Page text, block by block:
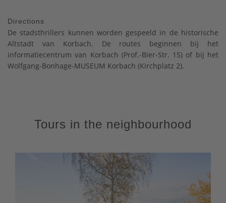
Directions
De stadsthrillers kunnen worden gespeeld in de historische
Altstadt van Korbach. De routes beginnen bij het
informatiecentrum van Korbach (Prof.-Bier-Str. 15) of bij het
Wolfgang-Bonhage-MUSEUM Korbach (Kirchplatz 2).
Tours in the neighbourhood